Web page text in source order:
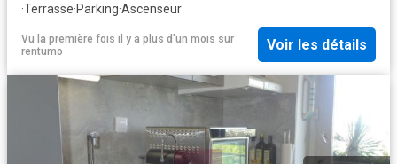
·Terrasse·Parking·Ascenseur
Vu la première fois il y a plus d'un mois sur
rentumo
Voir les détails